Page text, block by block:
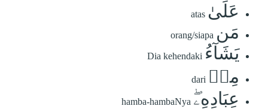
عَلَىٰ atas
مَن orang/siapa
يَشَآءُ Dia kehendaki
مِنۡ dari
عِبَادِهِۦۖ hamba-hambaNya